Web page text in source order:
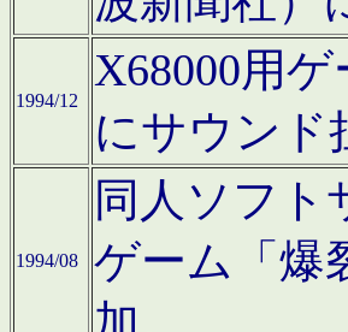
1994/12
X68000用
にサウンド
1994/08
同人ソフト
ゲーム「爆